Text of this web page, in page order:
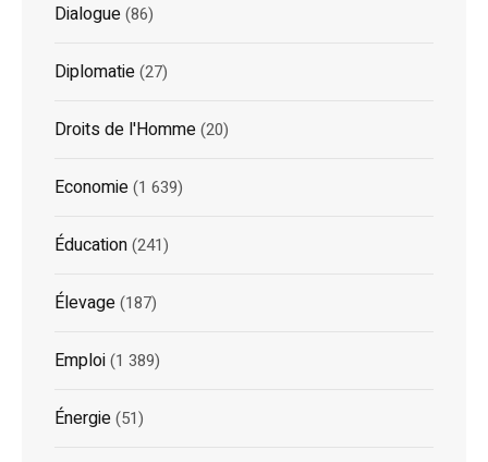
Dialogue(86)
Diplomatie(27)
Droits de l'Homme(20)
Economie(1 639)
Éducation(241)
Élevage(187)
Emploi(1 389)
Énergie(51)